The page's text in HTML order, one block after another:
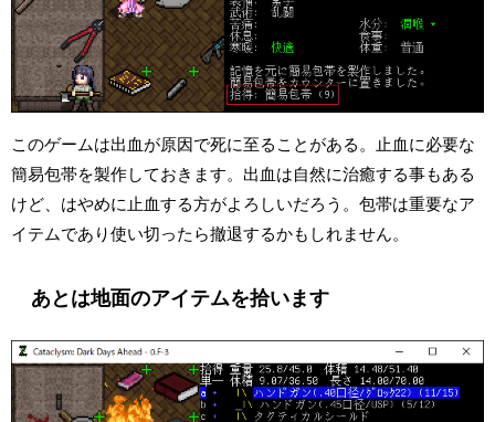
このゲームは出血が原因で死に至ることがある。止血に必要な
簡易包帯を製作しておきます。出血は自然に治癒する事もある
けど、はやめに止血する方がよろしいだろう。包帯は重要なア
イテムであり使い切ったら撤退するかもしれません。
あとは地面のアイテムを拾います